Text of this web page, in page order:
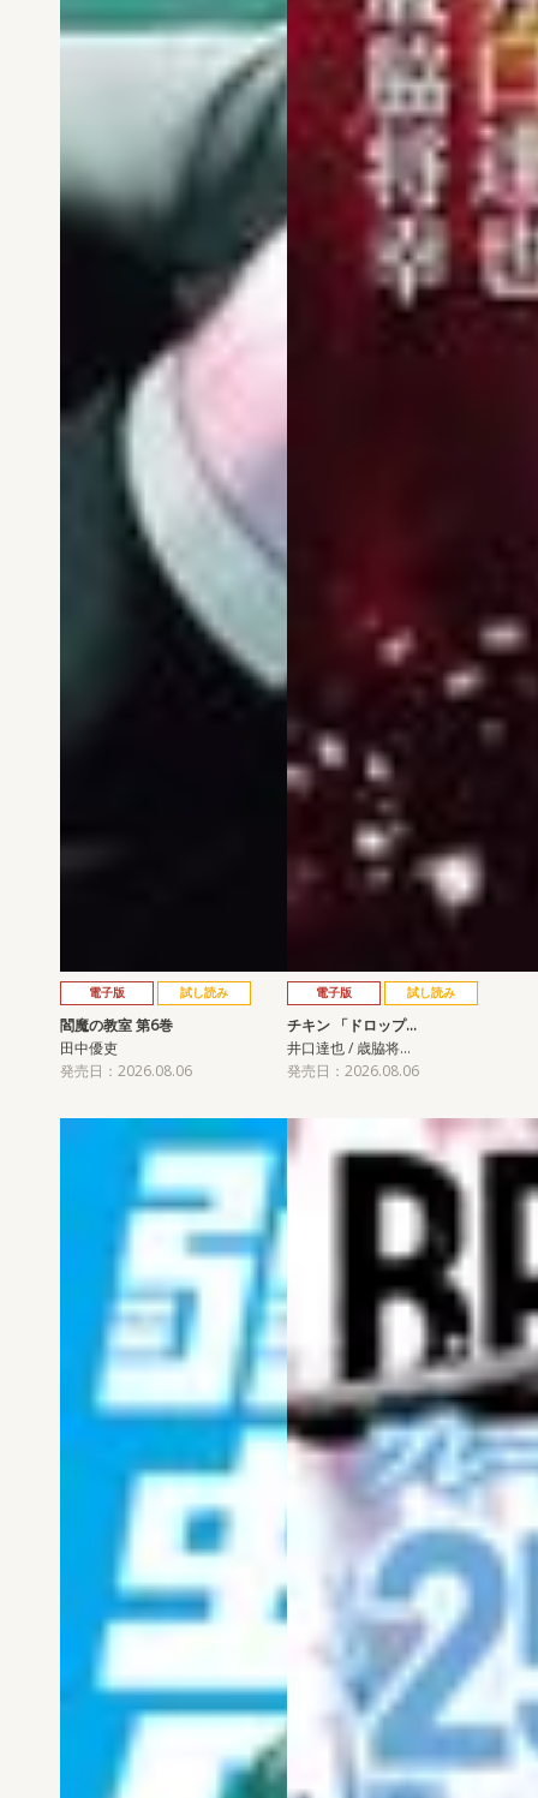
電子版 試し読み
閻魔の教室 第6巻
田中優吏
発売日：2026.08.06
電子版 試し読み
チキン 「ドロップ…
井口達也 / 歳脇将…
発売日：2026.08.06